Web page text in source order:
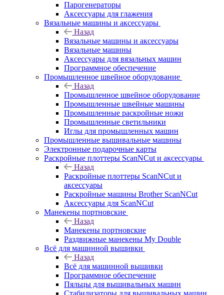
Парогенераторы
Аксессуары для глажения
Вязальные машины и аксессуары
Назад
Вязальные машины и аксессуары
Вязальные машины
Аксессуары для вязальных машин
Программное обеспечение
Промышленное швейное оборудование
Назад
Промышленное швейное оборудование
Промышленные швейные машины
Промышленные раскройные ножи
Промышленные светильники
Иглы для промышленных машин
Промышленные вышивальные машины
Электронные подарочные карты
Раскройные плоттеры ScanNCut и аксессуары
Назад
Раскройные плоттеры ScanNCut и
аксессуары
Раскройные машины Brother ScanNCut
Аксессуары для ScanNCut
Манекены портновские
Назад
Манекены портновские
Раздвижные манекены My Double
Всё для машинной вышивки
Назад
Всё для машинной вышивки
Программное обеспечение
Пяльцы для вышивальных машин
Стабилизаторы для вышивальных машин